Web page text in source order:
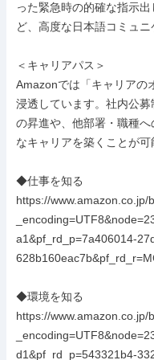
った緊急時の的確な指示
ど、高度な日本語コミュ
＜キャリアパス＞
Amazonでは「キャリアの
浸透しています。社内公
の昇進や、他部署・職種
なキャリアを築くことが可
◆仕事を知る
https://www.amazon.co.jp/
a1&pf_rd_p=7a406014-
◆環境を知る
https://www.amazon.co.jp/
d1&pf_rd_p=543321b4-